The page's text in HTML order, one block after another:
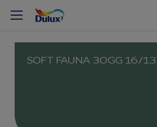
SOFT FAUNA 30GG 16/